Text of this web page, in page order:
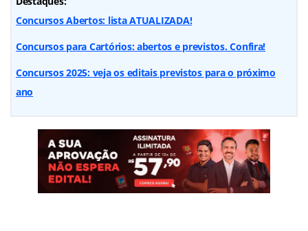
Concursos Abertos: lista ATUALIZADA!
Concursos para Cartórios: abertos e previstos. Confira!
Concursos 2025: veja os editais previstos para o próximo
ano